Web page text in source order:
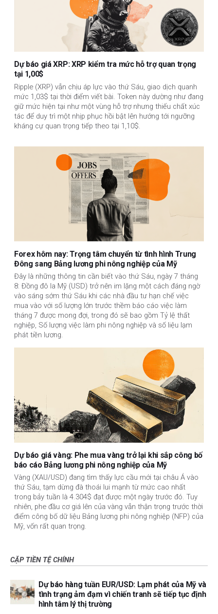
Dự báo giá XRP: XRP kiểm tra mức hỗ trợ quan trọng
tại 1,00$
Ripple (XRP) vẫn chịu áp lực vào thứ Sáu, giao dịch quanh
mức 1,03$ tại thời điểm viết bài. Token này dường như đang
giữ mức hiện tại như một vùng hỗ trợ nhưng thiếu chất xúc
tác để duy trì một nhịp phục hồi bật lên hướng tới ngưỡng
kháng cự quan trọng tiếp theo tại 1,10$.
Forex hôm nay: Trọng tâm chuyển từ tình hình Trung
Đông sang Bảng lương phi nông nghiệp của Mỹ
Đây là những thông tin cần biết vào thứ Sáu, ngày 7 tháng
8: Đồng đô la Mỹ (USD) trở nên im lặng một cách đáng ngờ
vào sáng sớm thứ Sáu khi các nhà đầu tư hạn chế việc
mua vào với số lượng lớn trước thềm báo cáo việc làm
tháng 7 được mong đợi, trong đó sẽ bao gồm Tỷ lệ thất
nghiệp, Số lượng việc làm phi nông nghiệp và số liệu lạm
phát tiền lương.
Dự báo giá vàng: Phe mua vàng trở lại khi sắp công bố
báo cáo Bảng lương phi nông nghiệp của Mỹ
Vàng (XAU/USD) đang tìm thấy lực cầu mới tại châu Á vào
thứ Sáu, tạm dừng đà thoái lui mạnh từ mức cao nhất
trong bảy tuần là 4.304$ đạt được một ngày trước đó. Tuy
nhiên, phe đầu cơ giá lên của vàng vẫn thận trọng trước thời
điểm công bố dữ liệu Bảng lương phi nông nghiệp (NFP) của
Mỹ, vốn rất quan trọng.
CẶP TIỀN TỆ CHÍNH
Dự báo hàng tuần EUR/USD: Lạm phát của Mỹ và
tình trạng ảm đạm vì chiến tranh sẽ tiếp tục định
hình tâm lý thị trường